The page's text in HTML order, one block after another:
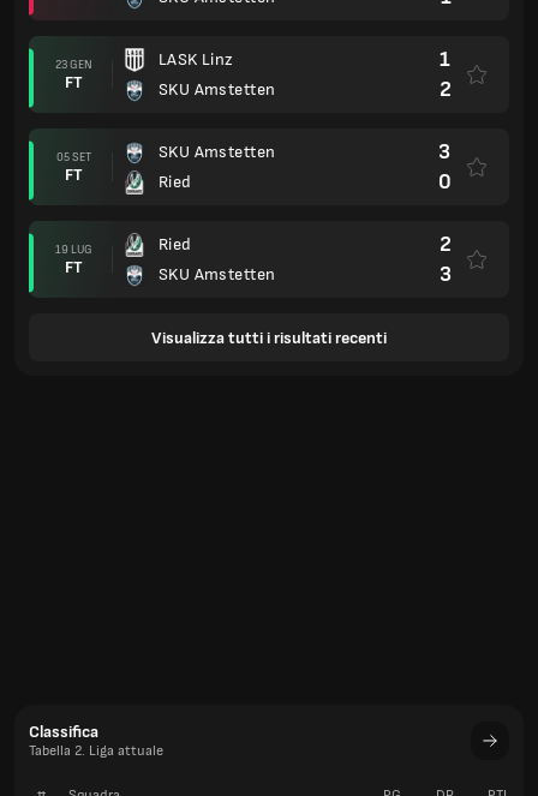
23 GEN
FT
LASK Linz
SKU Amstetten
1
2
05 SET
FT
SKU Amstetten
Ried
3
0
19 LUG
FT
Ried
SKU Amstetten
2
3
Visualizza tutti i risultati recenti
Classifica
Tabella 2. Liga attuale